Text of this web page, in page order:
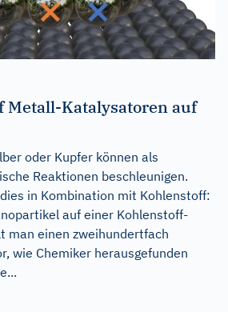
Metall-Katalysatoren auf
oder Kupfer können als
Reaktionen beschleunigen.
in Kombination mit Kohlenstoff:
auf einer Kohlenstoff-
man einen zweihundertfach
wie Chemiker herausgefunden